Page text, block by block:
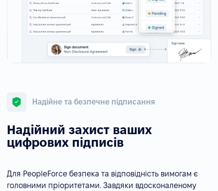
Надійне та безпечне підписання
Надійний захист ваших
цифрових підписів
Для PeopleForce безпека та відповідність вимогам є
головними пріоритетами. Завдяки вдосконаленому